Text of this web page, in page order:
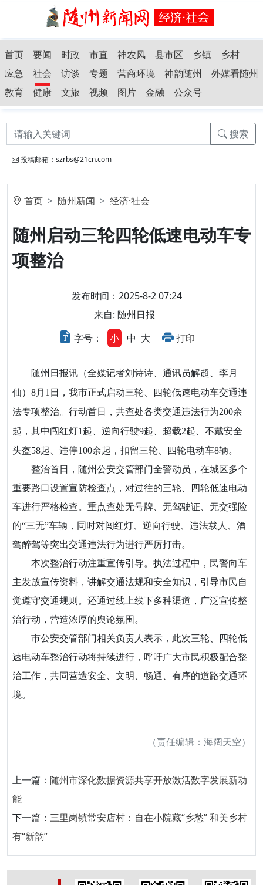
首页 要闻 时政 市直 神农风 县市区 乡镇
乡村
应急
社会 访谈 专题 营商环境 神韵随州
外媒看随州
教育
健康 文旅 视频 图片 金融 公众号
搜索
投稿邮箱：szrbs@21cn.com
首页 随州新闻 经济·社会
随州启动三轮四轮低速电动车专
项整治
发布时间：2025-8-2 07:24
来自: 随州日报
字号：
小 中 大 打印
随州日报讯（全媒记者刘诗诗、通讯员解超、李月
仙）8月1日，我市正式启动三轮、四轮低速电动车交通违
法专项整治。行动首日，共查处各类交通违法行为200余
起，其中闯红灯1起、逆向行驶9起、超载2起、不戴安全
头盔58起、违停100余起，扣留三轮、四轮电动车8辆。
整治首日，随州公安交管部门全警动员，在城区多个
重要路口设置宣防检查点，对过往的三轮、四轮低速电动
车进行严格检查。重点查处无号牌、无驾驶证、无交强险
的“三无”车辆，同时对闯红灯、逆向行驶、违法载人、酒
驾醉驾等突出交通违法行为进行严厉打击。
本次整治行动注重宣传引导。执法过程中，民警向车
主发放宣传资料，讲解交通法规和安全知识，引导市民自
觉遵守交通规则。还通过线上线下多种渠道，广泛宣传整
治行动，营造浓厚的舆论氛围。
市公安交管部门相关负责人表示，此次三轮、四轮低
速电动车整治行动将持续进行，呼吁广大市民积极配合整
治工作，共同营造安全、文明、畅通、有序的道路交通环
境。
（责任编辑：海阔天空）
上一篇： 随州市深化数据资源共享开放激活数字发展新动
能
下一篇： 三里岗镇常安店村：自在小院藏“乡愁” 和美乡村
有“新韵”